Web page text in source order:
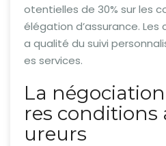
otentielles de 30% sur les
élégation d’assurance.
a qualité du suivi
es services.
La
res conditions
ureurs